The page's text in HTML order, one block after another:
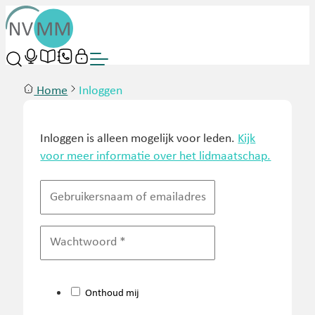
Home Inloggen
Inloggen is alleen mogelijk voor leden. Kijk
voor meer informatie over het lidmaatschap.
Onthoud mij